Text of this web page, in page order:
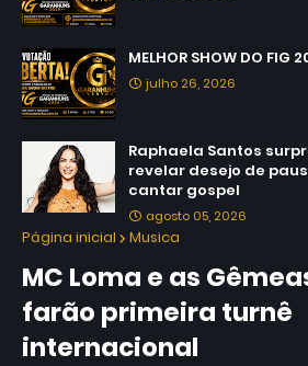
MELHOR SHOW DO FIG
julho 26, 2026
Raphaela Santos
revelar desejo de
cantar gospel
agosto 05, 2026
Página inicial Musica
MC Loma e as
farão primeira turnê
internacional